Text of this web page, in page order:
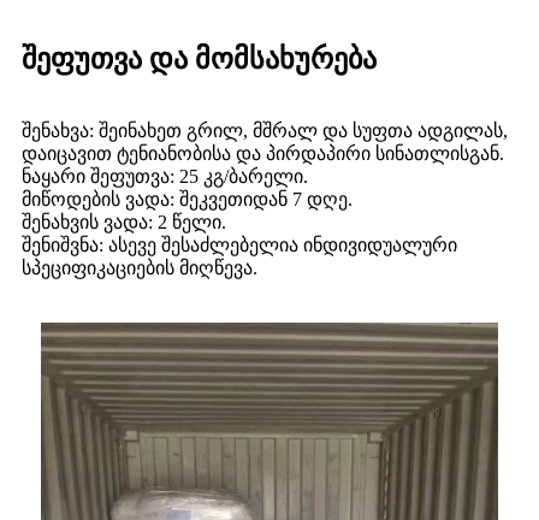
შეფუთვა და მომსახურება
შენახვა: შეინახეთ გრილ, მშრალ და სუფთა ადგილას,
დაიცავით ტენიანობისა და პირდაპირი სინათლისგან.
ნაყარი შეფუთვა: 25 კგ/ბარელი.
მიწოდების ვადა: შეკვეთიდან 7 დღე.
შენახვის ვადა: 2 წელი.
შენიშვნა: ასევე შესაძლებელია ინდივიდუალური
სპეციფიკაციების მიღწევა.